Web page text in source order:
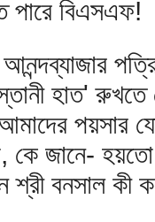
পারে বিএসএফ!
হাত' রুখতে
পয়সার
কে জানে-
শ্রী বনসাল কী